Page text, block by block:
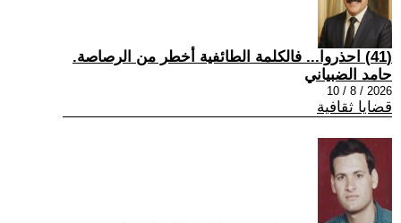
(41) احذروا... فالكلمة الطائفية أخطر من الرصاصة.
حامد الضبياني
2026 / 8 / 10
قضايا ثقافية